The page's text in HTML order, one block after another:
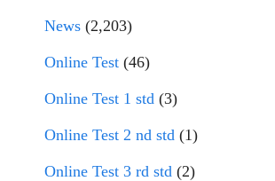
News (2,203)
Online Test (46)
Online Test 1 std (3)
Online Test 2 nd std (1)
Online Test 3 rd std (2)